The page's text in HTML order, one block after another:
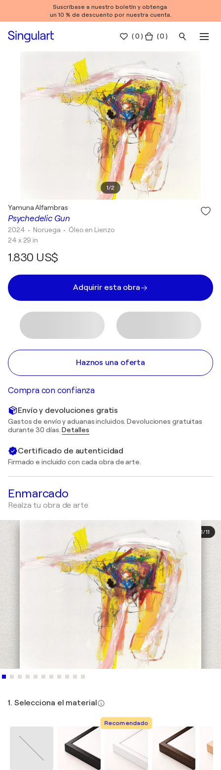
Suscríbase a nuestro boletín y obtenga
un 10 % de descuento por nuestra cuenta.
(0 ) ( 0 )
1/2
Psychedelic Gun
Yamuna Alfambras
2024 • Noruega • Óleo en Lienzo
24 x 29 in
1.830 US$
Adquirir esta obra
Haznos una oferta
Compra con confianza
Envío y devoluciones gratis
Gastos de envío y aduanas incluidos. Devoluciones gratuitas
durante 30 días.Detalles
Certificado de autenticidad
Firmado e incluido con cada obra de arte.
Enmarcado
Realza tu obra de arte
1/11
1. Selecciona el material
Recomendado